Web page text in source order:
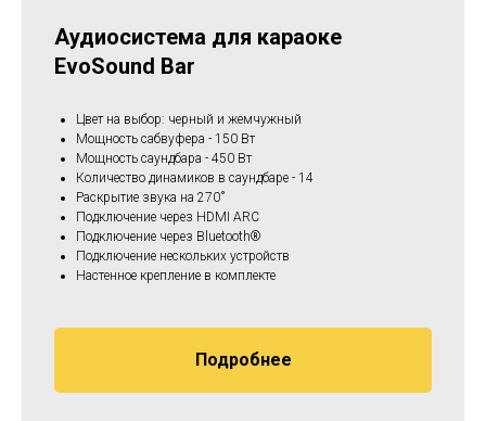
Аудиосистема для караоке
EvoSound Bar
Цвет на выбор: черный и жемчужный
Мощность сабвуфера - 150 Вт
Мощность саундбара - 450 Вт
Количество динамиков в саундбаре - 14
Раскрытие звука на 270˚
Подключение через HDMI ARC
Подключение через Bluetooth®
Подключение нескольких устройств
Настенное крепление в комплекте
Подробнее